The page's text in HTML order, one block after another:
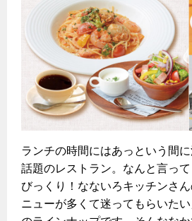
ランチの時間にはあっという間
話題のレストラン。なんと言っ
びっくり！なないろキッチンさ
ニューが多くて迷ってもらいた